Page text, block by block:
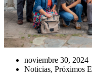
noviembre 30, 2024
Noticias, Próximos